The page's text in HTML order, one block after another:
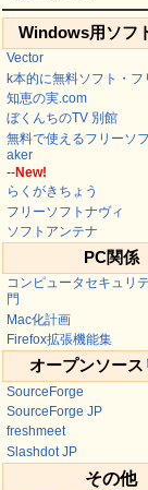
Windows用ソフ
Vector
k本的に無料ソフト・フ
知恵の実.com
ぼくんちのTV 別館
無料で使えるフリーソ
aker
--New!
らくがきちょう
フリーソフトナヴィ
ソフトアンテナ
PC関係
コンピュータセキュリ
門
Mac化計画
Firefox拡張機能集
オープンソース
SourceForge
SourceForge JP
freshmeet
Slashdot JP
その他